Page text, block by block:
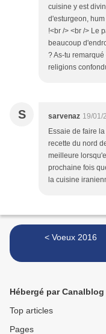
cuisine y est
d'esturgeon,
!<br /> <br /> Le
beaucoup
? As-tu
religions
S sarvenaz 19/01/
Essaie de faire
recette du nord
meilleure
prochaine fois
la cuisine
< Voeux 2016
Hébergé par Canalblog
Top articles
Pages